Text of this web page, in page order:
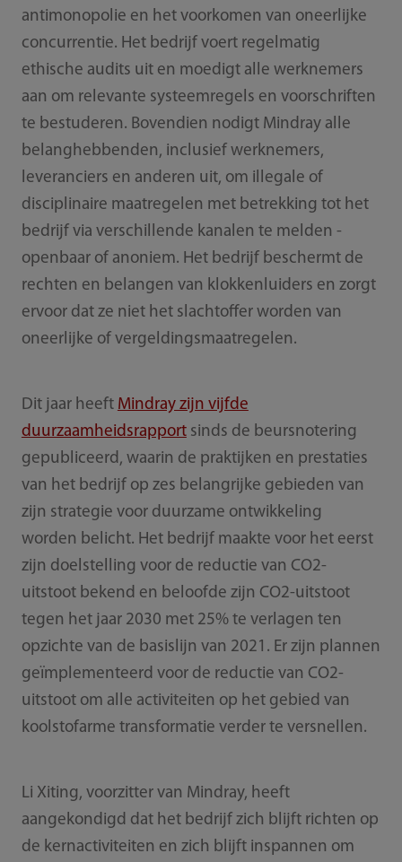
antimonopolie en het voorkomen van oneerlijke
concurrentie. Het bedrijf voert regelmatig
ethische audits uit en moedigt alle werknemers
aan om relevante systeemregels en voorschriften
te bestuderen. Bovendien nodigt Mindray alle
belanghebbenden, inclusief werknemers,
leveranciers en anderen uit, om illegale of
disciplinaire maatregelen met betrekking tot het
bedrijf via verschillende kanalen te melden -
openbaar of anoniem. Het bedrijf beschermt de
rechten en belangen van klokkenluiders en zorgt
ervoor dat ze niet het slachtoffer worden van
oneerlijke of vergeldingsmaatregelen.
Dit jaar heeft Mindray zijn vijfde
duurzaamheidsrapportsinds de beursnotering
gepubliceerd, waarin de praktijken en prestaties
van het bedrijf op zes belangrijke gebieden van
zijn strategie voor duurzame ontwikkeling
worden belicht. Het bedrijf maakte voor het eerst
zijn doelstelling voor de reductie van CO2-
uitstoot bekend en beloofde zijn CO2-uitstoot
tegen het jaar 2030 met 25% te verlagen ten
opzichte van de basislijn van 2021. Er zijn plannen
geïmplementeerd voor de reductie van CO2-
uitstoot om alle activiteiten op het gebied van
koolstofarme transformatie verder te versnellen.
Li Xiting, voorzitter van Mindray, heeft
aangekondigd dat het bedrijf zich blijft richten op
de kernactiviteiten en zich blijft inspannen om